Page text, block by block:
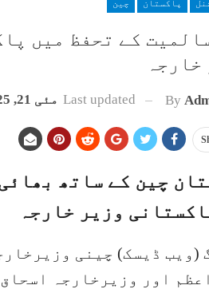
پاکستان چین
کے تحفظ میں
خارجہ
By
Last updated مئی 21, 2025
چین کے ساتھ
وزیر خارجہ
(ویب ڈیسک) چینی
اور وزیرخارجہ